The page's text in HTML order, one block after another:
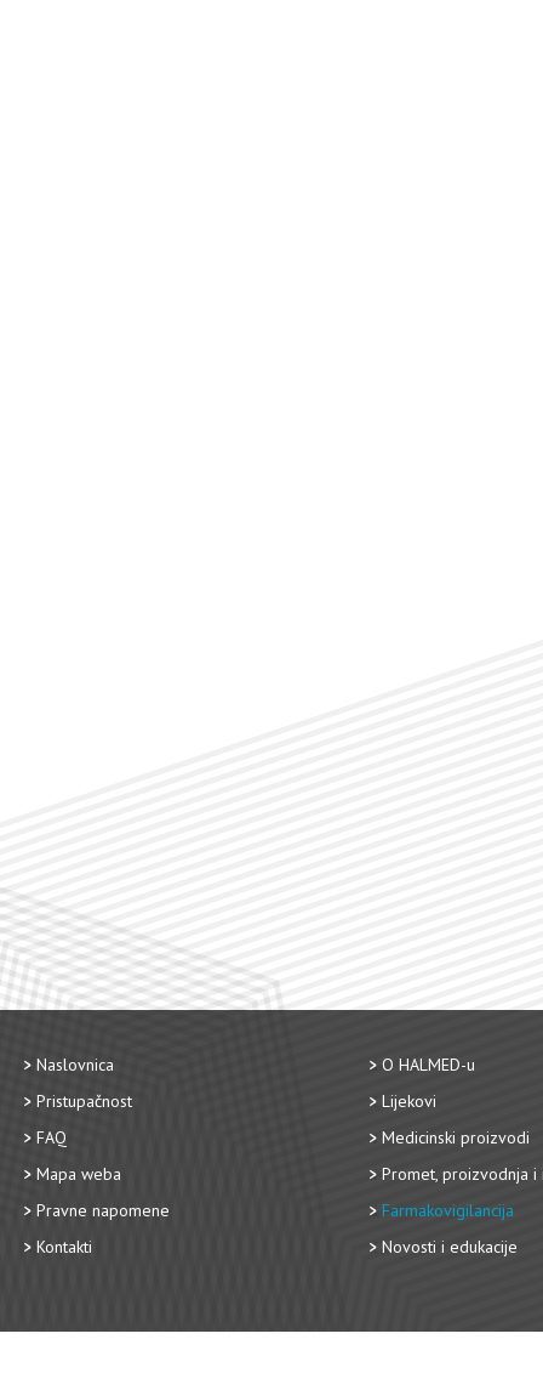
Naslovnica
Pristupačnost
FAQ
Mapa weba
Pravne napomene
Kontakti
O HALMED-u
Lijekovi
Medicinski proizvodi
Promet, proizvodnja i
Farmakovigilancija
Novosti i edukacije